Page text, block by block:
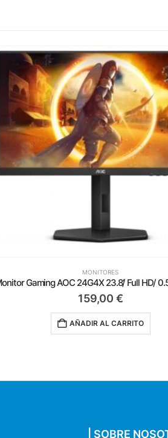
MONITORES
159,00 €
AÑADIR AL CARRITO
| SOBRE